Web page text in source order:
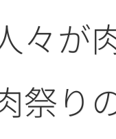
々が
祭り